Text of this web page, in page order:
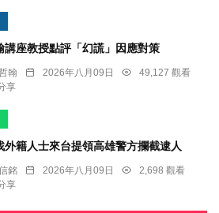
講座教授點評「幻謊」因應對策
翰 2026年八月09日
49,127 觀看
享
外籍人士來台提領高雄警方攔截逮人
銘 2026年八月09日
2,698 觀看
享